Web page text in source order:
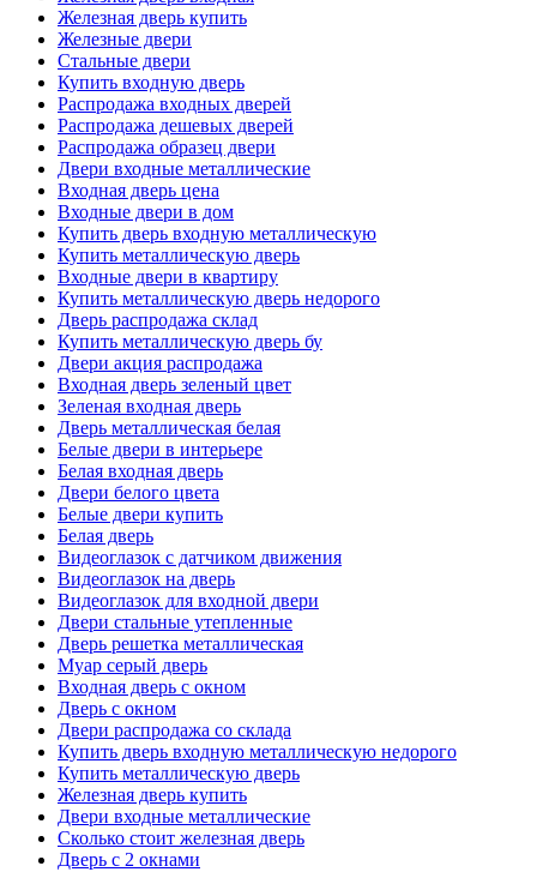
Железная дверь купить
Железные двери
Стальные двери
Купить входную дверь
Распродажа входных дверей
Распродажа дешевых дверей
Распродажа образец двери
Двери входные металлические
Входная дверь цена
Входные двери в дом
Купить дверь входную металлическую
Купить металлическую дверь
Входные двери в квартиру
Купить металлическую дверь недорого
Дверь распродажа склад
Купить металлическую дверь бу
Двери акция распродажа
Входная дверь зеленый цвет
Зеленая входная дверь
Дверь металлическая белая
Белые двери в интерьере
Белая входная дверь
Двери белого цвета
Белые двери купить
Белая дверь
Видеоглазок с датчиком движения
Видеоглазок на дверь
Видеоглазок для входной двери
Двери стальные утепленные
Дверь решетка металлическая
Муар серый дверь
Входная дверь с окном
Дверь с окном
Двери распродажа со склада
Купить дверь входную металлическую недорого
Купить металлическую дверь
Железная дверь купить
Двери входные металлические
Сколько стоит железная дверь
Дверь с 2 окнами